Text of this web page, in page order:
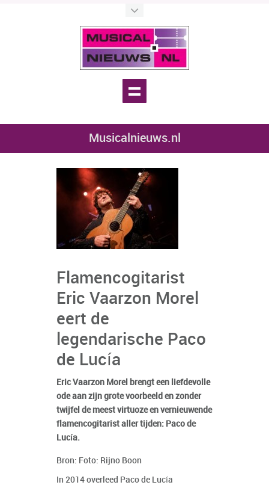
Musicalnieuws.nl
Flamencogitarist
Eric Vaarzon Morel
eert de
legendarische Paco
de Lucía
Eric Vaarzon Morel brengt een liefdevolle
ode aan zijn grote voorbeeld en zonder
twijfel de meest virtuoze en vernieuwende
flamencogitarist aller tijden: Paco de
Lucía.
Bron: Foto: Rijno Boon
In 2014 overleed Paco de Lucía